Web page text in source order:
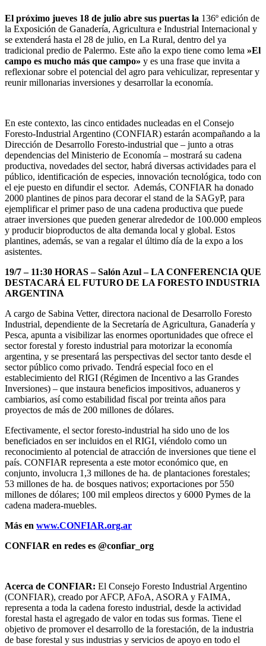
El próximo jueves 18 de julio abre sus puertas la 136º edición de
la Exposición de Ganadería, Agricultura e Industrial Internacional y
se extenderá hasta el 28 de julio, en La Rural, dentro del ya
tradicional predio de Palermo. Este año la expo tiene como lema »El
campo es mucho más que campo» y es una frase que invita a
reflexionar sobre el potencial del agro para vehiculizar, representar y
reunir millonarias inversiones y desarrollar la economía.
En este contexto, las cinco entidades nucleadas en el Consejo
Foresto-Industrial Argentino (CONFIAR) estarán acompañando a la
Dirección de Desarrollo Foresto-industrial que – junto a otras
dependencias del Ministerio de Economía – mostrará su cadena
productiva, novedades del sector, habrá diversas actividades para el
público, identificación de especies, innovación tecnológica, todo con
el eje puesto en difundir el sector. Además, CONFIAR ha donado
2000 plantines de pinos para decorar el stand de la SAGyP, para
ejemplificar el primer paso de una cadena productiva que puede
atraer inversiones que pueden generar alrededor de 100.000 empleos
y producir bioproductos de alta demanda local y global. Estos
plantines, además, se van a regalar el último día de la expo a los
asistentes.
19/7 – 11:30 HORAS – Salón Azul – LA CONFERENCIA QUE
DESTACARÁ EL FUTURO DE LA FORESTO INDUSTRIA
ARGENTINA
A cargo de Sabina Vetter, directora nacional de Desarrollo Foresto
Industrial, dependiente de la Secretaría de Agricultura, Ganadería y
Pesca, apunta a visibilizar las enormes oportunidades que ofrece el
sector forestal y foresto industrial para motorizar la economía
argentina, y se presentará las perspectivas del sector tanto desde el
sector público como privado. Tendrá especial foco en el
establecimiento del RIGI (Régimen de Incentivo a las Grandes
Inversiones) – que instaura beneficios impositivos, aduaneros y
cambiarios, así como estabilidad fiscal por treinta años para
proyectos de más de 200 millones de dólares.
Efectivamente, el sector foresto-industrial ha sido uno de los
beneficiados en ser incluidos en el RIGI, viéndolo como un
reconocimiento al potencial de atracción de inversiones que tiene el
país. CONFIAR representa a este motor económico que, en
conjunto, involucra 1,3 millones de ha. de plantaciones forestales;
53 millones de ha. de bosques nativos; exportaciones por 550
millones de dólares; 100 mil empleos directos y 6000 Pymes de la
cadena madera-muebles.
Más en www.CONFIAR.org.ar
CONFIAR en redes es @confiar_org
Acerca de CONFIAR: El Consejo Foresto Industrial Argentino
(CONFIAR), creado por AFCP, AFoA, ASORA y FAIMA,
representa a toda la cadena foresto industrial, desde la actividad
forestal hasta el agregado de valor en todas sus formas. Tiene el
objetivo de promover el desarrollo de la forestación, de la industria
de base forestal y sus industrias y servicios de apoyo en todo el